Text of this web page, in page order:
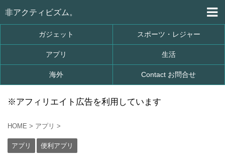
非アクティビズム。
ガジェット スポーツ・レジャー
アプリ 生活
海外 Contact お問合せ
※アフィリエイト広告を利用しています
HOME > アプリ >
アプリ 便利アプリ